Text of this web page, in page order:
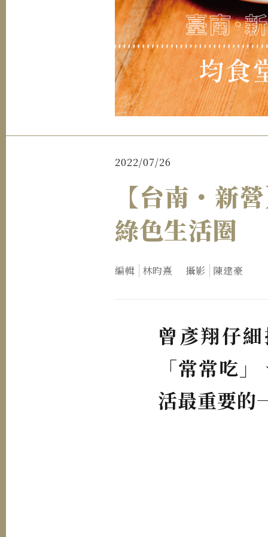
2022/07/26
【台南・新
綠色生活圈
編輯 林昀熹 攝影 陳建豪
曾彥翔仔
「常常吃
活最重要的